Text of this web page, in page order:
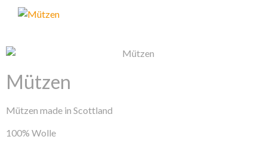
Mützen
Mützen made in Scottland
100% Wolle